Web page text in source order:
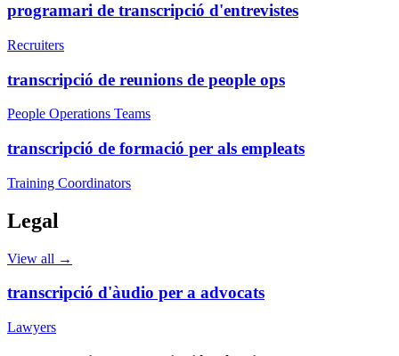
programari de transcripció d'entrevistes
Recruiters
transcripció de reunions de people ops
People Operations Teams
transcripció de formació per als empleats
Training Coordinators
Legal
View all →
transcripció d'àudio per a advocats
Lawyers